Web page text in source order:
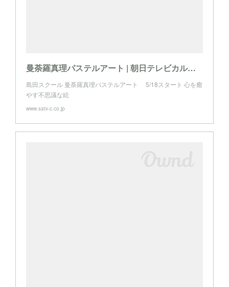
曼荼羅真理パステルアート | 朝日テレビカルチャー 島田スクール
島田スクール 曼荼羅真理パステルアート 5/18スタート 心を癒
やす不思議な絵
www.satv-c.co.jp